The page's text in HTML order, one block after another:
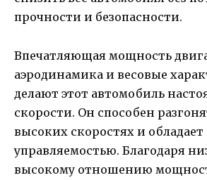
прочности и безопасности.
Впечатляющая мощность
аэродинамика и весовые
делают этот автомобиль
скорости. Он способен
высоких скоростях и
управляемостью. Благодаря
высокому отношению